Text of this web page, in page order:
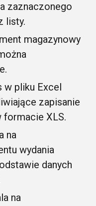
zaznaczonego
listy.
magazynowy
w pliku Excel
zapisanie
formacie XLS.
na
wydania
danych
na